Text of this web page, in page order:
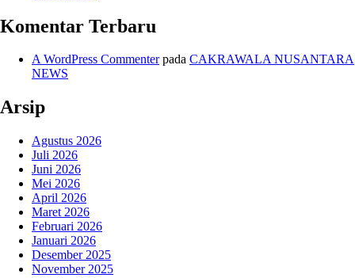
Komentar Terbaru
A WordPress Commenterpada CAKRAWALA NUSANTARA
NEWS
Arsip
Agustus 2026
Juli 2026
Juni 2026
Mei 2026
April 2026
Maret 2026
Februari 2026
Januari 2026
Desember 2025
November 2025